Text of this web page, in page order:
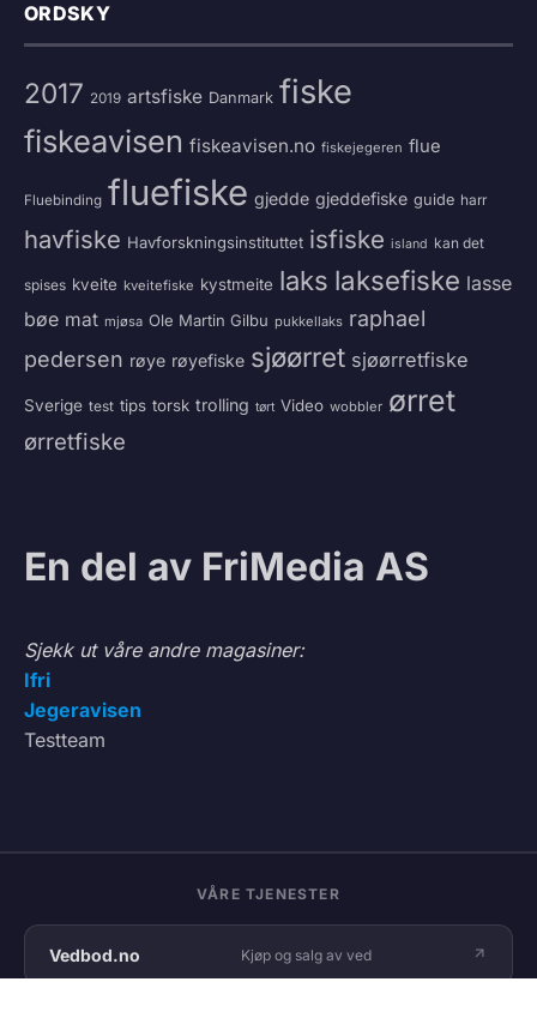
ORDSKY
2017 2019 artsfiske Danmark fiske
fiskeavisen fiskeavisen.no fiskejegeren flue
Fluebinding fluefiske gjedde gjeddefiske guide harr
havfiske Havforskningsinstituttet isfiske island kan det
spises kveite kveitefiske kystmeite laks laksefiske lasse
bøe mat mjøsa Ole Martin Gilbu pukkellaks raphael
pedersen røye røyefiske sjøørret sjøørretfiske
Sverige test tips torsk trolling tørt Video wobbler ørret
ørretfiske
En del av FriMedia AS
Sjekk ut våre andre magasiner:
Ifri
Jegeravisen
Testteam
VÅRE TJENESTER
Vedbod.no Kjøp og salg av ved